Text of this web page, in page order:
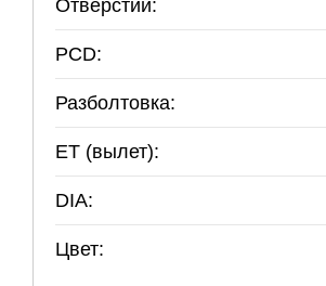
Отверстий:
PCD:
Разболтовка:
ET (вылет):
DIA:
Цвет: